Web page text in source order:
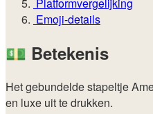
Emoji-details
💵 Betekenis
Het gebundelde stapeltje
en luxe uit te drukken.